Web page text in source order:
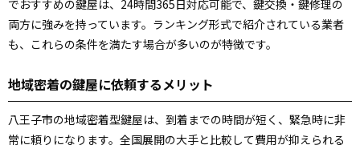
でおすすめの鍵屋は、24時間365日対応可能で、鍵交換・鍵修理の
両方に強みを持っています。ランキング形式で紹介されている業者
も、これらの条件を満たす場合が多いのが特徴です。
地域密着の鍵屋に依頼するメリット
八王子市の地域密着型鍵屋は、到着までの時間が短く、緊急時に非
常に頼りになります。全国展開の大手と比較して費用が抑えられる